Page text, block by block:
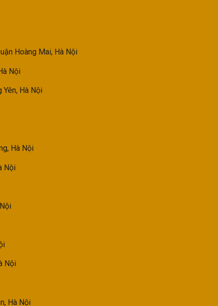
Hoàng Mai, Hà Nội
Nội
Yên, Hà Nội
Hà Nội
Nội
Nội
Hà Nội